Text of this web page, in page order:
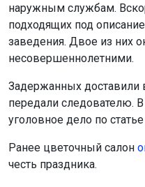
наружным службам.
подходящих под
заведения. Двое из них
несовершеннолетними.
Задержанных доставили
передали следователю.
уголовное дело по
Ранее цветочный салон
честь праздника.